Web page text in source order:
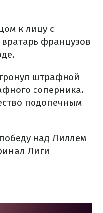
к лицу с
французов
штрафной
соперника.
подопечным
над Лиллем
Лиги